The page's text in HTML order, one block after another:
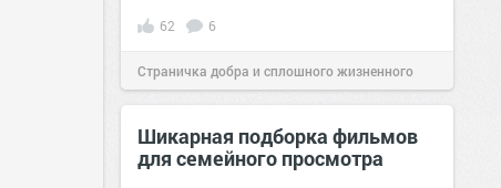
62 6
Страничка добра и сплошного жизненного
позитива! 11:40 19 сен 2021
Шикарная подборка фильмов
для семейного просмотра